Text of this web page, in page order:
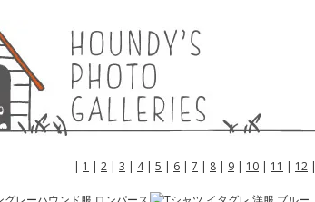
| 1 | 2 | 3 | 4| 5 | 6 | 7 | 8 | 9 | 10 | 11 | 12 |